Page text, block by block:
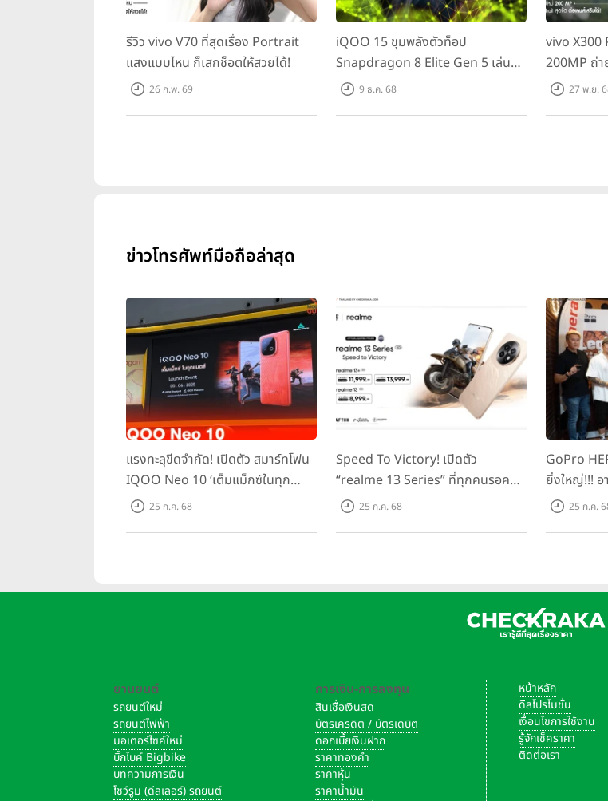
Samsung Galaxy Z Flip4 การผสานกันที่ลงตัวที่สุดขอ
ตัวตน
สมาร์ทโฟนประสิทธิภาพระดับสูงที่มาในรูปแบบแฟชั่นไอเท็ม เรียกได้ว่าแค่ถือไว้ก็ปัง
ผสานกับดีไซน์ที่สวยล้ำได้เป็นอย่างดี โดยทุกคนสามารถถ่ายรูปได้อย่างอิสระ ในมุมที่
พับได้ ที่สามารถตั้งได้เอง และสามารถพับได้หลายองศา สามารถถ่ายรูปได้แบบ
แขน จะถ่ายรูปตัวเองหรือถ่ายรูปกลุ่มก็ไม่ต้องพึ่งใคร นอกจากนี้ยังสามารถถ่ายภาพใ
สามารถถ่ายภาพแบบรวดเร็วได้ผ่านทาง Cover screen ได้อีกด้วย
รีวิว vivo V70 ที่สุดเรื่อง Portrait
แสงแบบไหน ก็เสกช็อตให้สวยได้!
26 ก.พ. 69
iQOO 15 ขุมพลังตัวท็อป
Snapdragon 8 Elite Gen 5 เล่นลื่น
ทุกเกม!9 ธ.ค. 68
vivo X300
200MP ถ่
เลนส์เสริมไ
27 พ.ย.
ข่าวโทรศัพท์มือถือล่าสุด
แรงทะลุขีดจำกัด! เปิดตัว สมาร์ทโฟน
IQOO Neo 10 ‘เต็มแม็กซ์ในทุก
แมตช์’ ในราคาเริ่มต้นเพียง 15,900
25 ก.ค. 68
Speed To Victory! เปิดตัว
“realme 13 Series” ที่ทุกคนรอคอย
อัพเกรดชิปเซ็ตตัวแรง ขึ้นแท่น
25 ก.ค. 68
GoPro
ยิ่งใหญ่!!!
Camera แ
25 ก.ค.
ยานยนต์
รถยนต์ใหม่
รถยนต์ไฟฟ้า
มอเตอร์ไซค์ใหม่
บิ๊กไบค์ Bigbike
บทความการเงิน
โชว์รูม (ดีลเลอร์) รถยนต์
การเงิน-การลงทุน
สินเชื่อเงินสด
บัตรเครดิต / บัตรเดบิต
ดอกเบี้ยเงินฝาก
ราคาทองคำ
ราคาหุ้น
ราคาน้ำมัน
หน้าหลัก
ดีลโปรโมชั่น
เงื่อนไขการใช้งาน
รู้จักเช็คราคา
ติดต่อเรา